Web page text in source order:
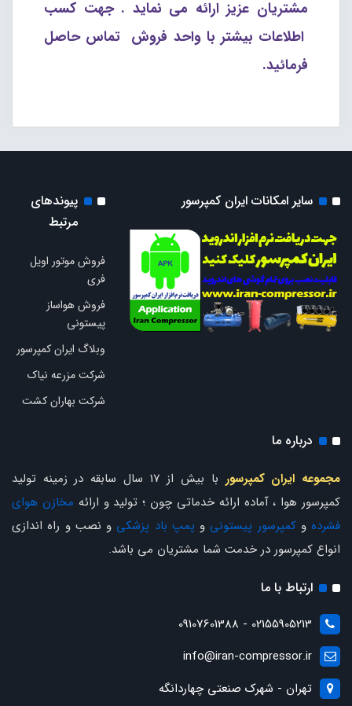
مشتریان عزیز ارائه می نماید . جهت کسب
اطلاعات بیشتر با واحد فروش تماس حاصل
فرمائید.
سایر امکانات ایران کمپرسور
پیوندهای
مرتبط
فروش موتور اویل
فری
فروش هواساز
پیستونی
وبلاگ ایران کمپرسور
شرکت مزرعه نیاک
شرکت بهاران کشت
درباره ما
مجموعه ایران کمپرسور
با بیش از 17 سال سابقه در زمینه تولید
کمپرسور هوا ، آماده ارائه خدماتی چون ؛ تولید و ارائه مخازن هوای
فشرده وکمپرسور پیستونی و پمپ باد پزشکی و نصب و راه اندازی
انواع کمپرسور در خدمت شما مشتریان می باشد.
ارتباط با ما
02155905213 - 09107601388
info@iran-compressor.ir
تهران - شهرک صنعتی چهاردانگه